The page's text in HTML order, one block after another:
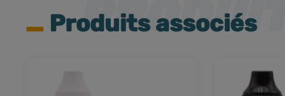
Produits associés